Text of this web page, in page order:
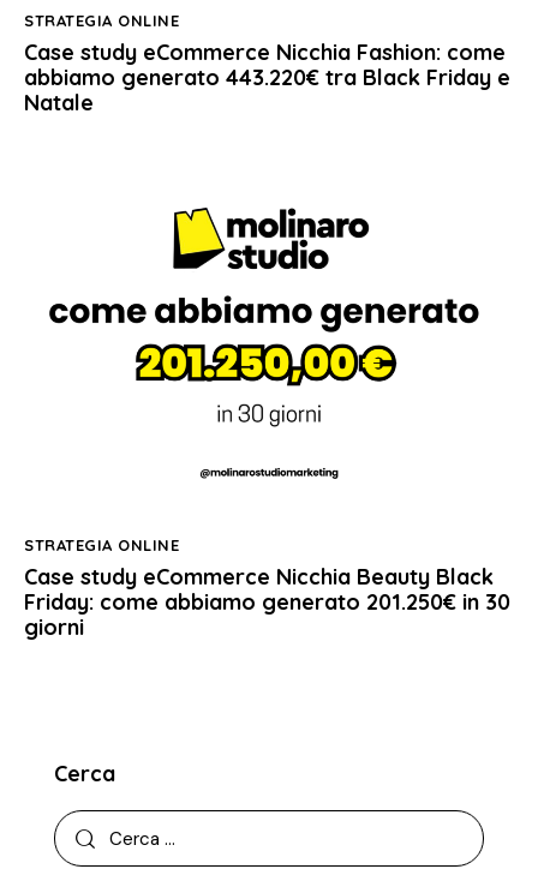
STRATEGIA ONLINE
Case study eCommerce Nicchia Fashion: come
abbiamo generato 443.220€ tra Black Friday e
Natale
STRATEGIA ONLINE
Case study eCommerce Nicchia Beauty Black
Friday: come abbiamo generato 201.250€ in 30
giorni
Cerca